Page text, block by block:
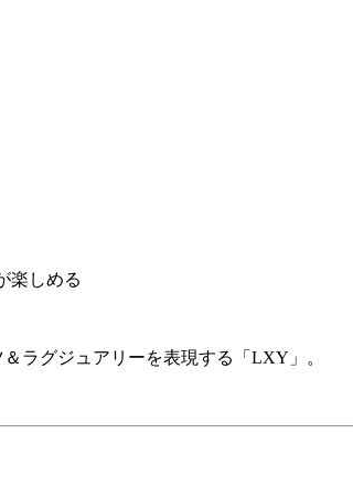
楽しめる
ラグジュアリーを表現する「 LXY 」。